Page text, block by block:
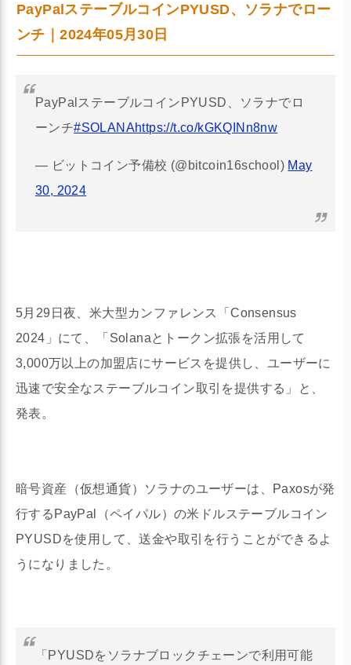
PayPalステーブルコインPYUSD、ソラナでロー
ンチ｜2024年05月30日
PayPalステーブルコインPYUSD、ソラナでロ
ーンチ#SOLANAhttps://t.co/kGKQINn8nw
— ビットコイン予備校 (@bitcoin16school) May
30, 2024
5月29日夜、米大型カンファレンス「Consensus
2024」にて、「Solanaとトークン拡張を活用して
3,000万以上の加盟店にサービスを提供し、ユーザーに
迅速で安全なステーブルコイン取引を提供する」と、
発表。
暗号資産（仮想通貨）ソラナのユーザーは、Paxosが発
行するPayPal（ペイパル）の米ドルステーブルコイン
PYUSDを使用して、送金や取引を行うことができるよ
うになりました。
「PYUSDをソラナブロックチェーンで利用可能